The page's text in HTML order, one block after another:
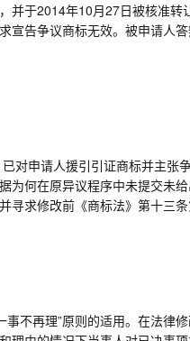
并于2014年10月27日被核准转
宣告争议商标无效。被申请人
对申请人援引引证商标并主
为何在原异议程序中未提交未
寻求修改前《商标法》第十三
事不再理”原则的适用。在法律